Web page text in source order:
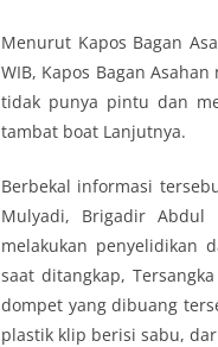
Menurut Kapos Bagan
WIB, Kapos Bagan
tidak punya pintu dan
tambat boat Lanjutnya.
Berbekal informasi
Mulyadi, Brigadir Abdul
melakukan penyelidikan
saat ditangkap,
dompet yang dibuang
plastik klip berisi sabu,